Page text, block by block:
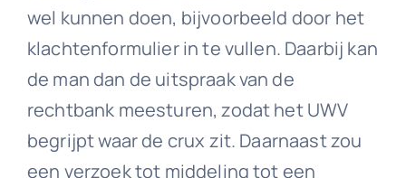
wel kunnen doen, bijvoorbeeld door het
klachtenformulier in te vullen. Daarbij kan
de man dan de uitspraak van de
rechtbank meesturen, zodat het UWV
begrijpt waar de crux zit. Daarnaast zou
een verzoek tot middeling tot een